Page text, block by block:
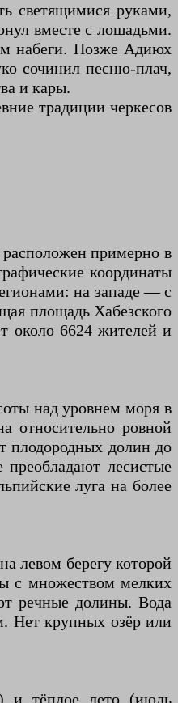
светящимися руками,
вместе с лошадьми.
набеги. Позже Адиюх
сочинил песню-плач,
и кары.
традиции черкесов
примерно в
координаты
на западе — с
площадь Хабезского
около 6624 жителей и
над уровнем моря в
относительно ровной
плодородных долин до
преобладают лесистые
луга на более
левом берегу которой
с множеством мелких
речные долины. Вода
Нет крупных озёр или
и тёплое лето (июль